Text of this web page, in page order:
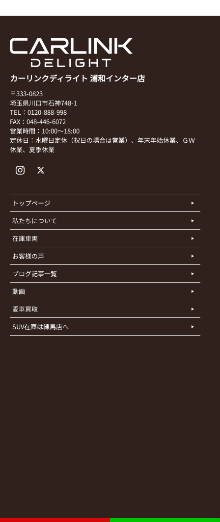
カーリンクディライト 浦和インター店
〒333-0823
埼玉県川口市石神748-1
TEL：0120-888-998
FAX：048-446-6072
営業時間：10:00～18:00
定休日：水曜日定休（祝日の場合は営業）、年末年始休業、ＧＷ
休業、夏季休業
トップページ
私たちについて
在庫車両
お客様の声
ブログ記事一覧
動画
愛車買取
SUV在庫は練馬店へ